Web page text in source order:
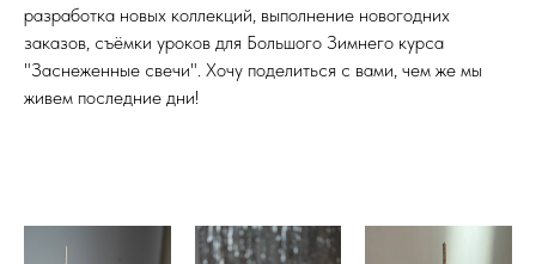
разработка новых коллекций, выполнение новогодних
заказов, съёмки уроков для Большого Зимнего курса
"Заснеженные свечи". Хочу поделиться с вами, чем же мы
живем последние дни!